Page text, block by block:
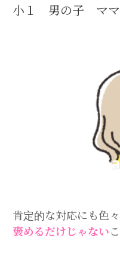
小１ 男の子 ママ
肯定的な対応にも色
褒める だけじゃない